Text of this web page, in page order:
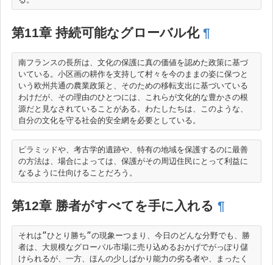
第11章 持続可能なグローバル化 ¶
南フランスの長所は、文化の保護に真の価値を認めた政策に基づ
いている。小区画の耕作を支持して村々を今のままの姿に保つと
いう欧州共通の農業政策と、そのための移転支出に基づいている
わけだが、その理由のひとつには、これらが文化的な豊かさの根
源だと見なされていることがある。わたしたちは、このような、
ピラミッドや、考古学的遺跡や、特有の地域を保護するのに最善
の方法は、場合によっては、保護がその周辺住民にとって利益に
第12章 勝者がすべてを手に入れる ¶
それは”ひとり勝ち”の現象ーつまり、今日のどんな分野でも、勝
者は、大規模なグローバル市場に売り込めるおかげでがっぽり儲
けられるが、一方、ほんの少しばかり能力の劣る者や、まったく